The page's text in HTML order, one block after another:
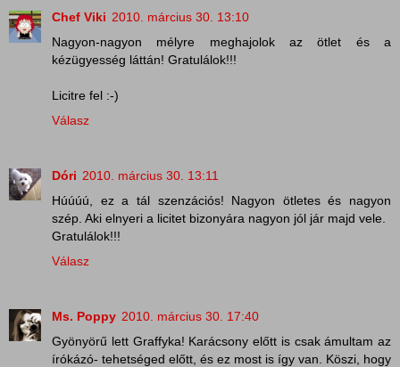
Chef Viki 2010. március 30. 13:10
Nagyon-nagyon mélyre meghajolok az ötlet és a
kézügyesség láttán! Gratulálok!!!
Licitre fel :-)
Válasz
Dóri 2010. március 30. 13:11
Húúúú, ez a tál szenzációs! Nagyon ötletes és nagyon
szép. Aki elnyeri a licitet bizonyára nagyon jól jár majd vele.
Gratulálok!!!
Válasz
Ms. Poppy 2010. március 30. 17:40
Gyönyörű lett Graffyka! Karácsony előtt is csak ámultam az
írókázó- tehetséged előtt, és ez most is így van. Köszi, hogy